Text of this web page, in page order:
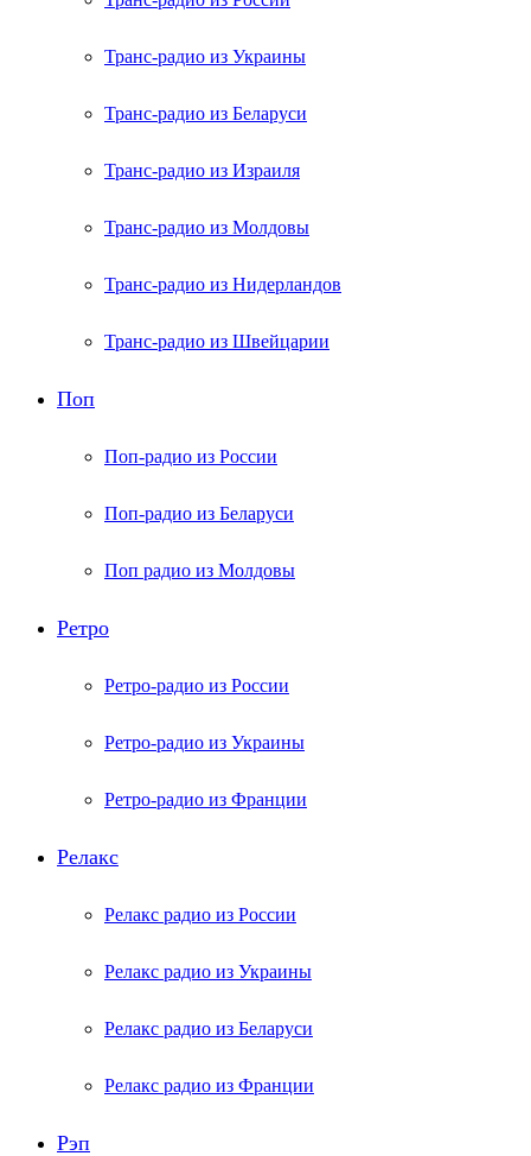
Транс-радио из Украины
Транс-радио из Беларуси
Транс-радио из Израиля
Транс-радио из Молдовы
Транс-радио из Нидерландов
Транс-радио из Швейцарии
Поп
Поп-радио из России
Поп-радио из Беларуси
Поп радио из Молдовы
Ретро
Ретро-радио из России
Ретро-радио из Украины
Ретро-радио из Франции
Релакс
Релакс радио из России
Релакс радио из Украины
Релакс радио из Беларуси
Релакс радио из Франции
Рэп